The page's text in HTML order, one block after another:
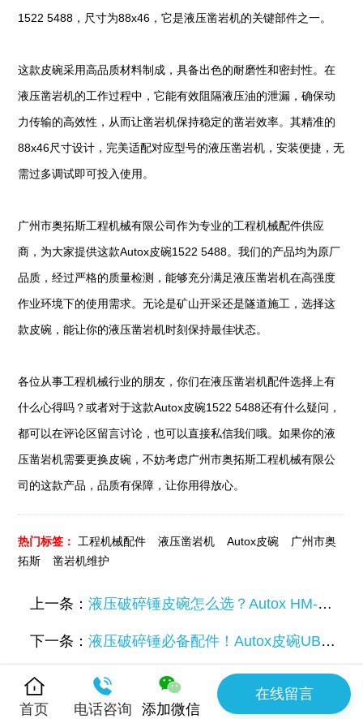
1522 5488，尺寸为88x46，它是液压凿岩机的关键部件之一。
这款皮碗采用高品质材料制成，具备出色的耐磨性和密封性。在
液压凿岩机的工作过程中，它能有效阻隔液压油的泄漏，确保动
力传输的高效性，从而让凿岩机保持稳定的凿岩效率。其精准的
88x46尺寸设计，完美适配对应型号的液压凿岩机，安装便捷，无
需过多调试即可投入使用。
广州市奥拓斯工程机械有限公司作为专业的工程机械配件供应
商，为大家提供这款Autox皮碗1522 5488。我们的产品均为原厂
品质，经过严格的质量检测，能够充分满足液压凿岩机在高强度
作业环境下的使用需求。无论是矿山开采还是隧道施工，选择这
款皮碗，能让你的液压凿岩机时刻保持最佳状态。
各位从事工程机械行业的朋友，你们在液压凿岩机配件选择上有
什么心得吗？或者对于这款Autox皮碗1522 5488还有什么疑问，
都可以在评论区留言讨论，也可以直接私信我们哦。如果你的液
压凿岩机需要更换皮碗，不妨考虑广州市奥拓斯工程机械有限公
司的这款产品，品质有保障，让你用得放心。
热门标签： 工程机械配件 液压凿岩机 Autox皮碗
广州市奥
拓斯
凿岩机维护
上一条：液压破碎锤皮碗怎么选？Autox HM-720 皮碗实测，这几点要注意！
下一条：液压破碎锤必备配件！Autox皮碗UB11-2 150x77 品质之选
首页 电话咨询 添加微信
在线留言